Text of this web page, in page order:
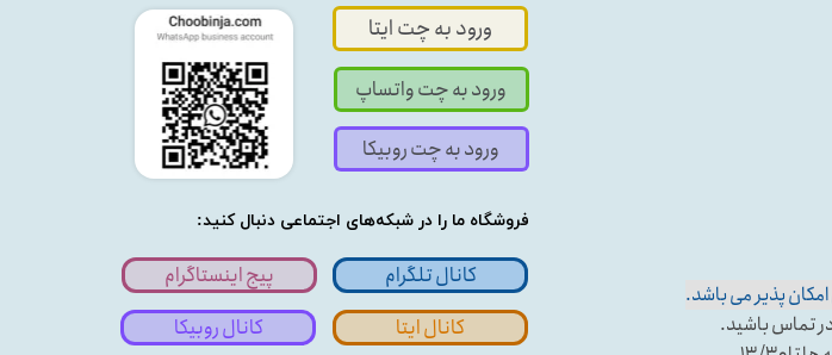
فروشگاه ما را در شبکه‌های اجتماعی دنبال کنید:
ورود به چت ایتا
ورود به چت واتساپ
پذیر می باشد.
پیج اینستاگرام کانال تلگرام
کانال ایتا کانال روبیکا
ورود به چت روبیکا